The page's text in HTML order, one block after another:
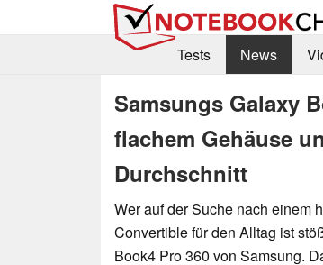
Tests
News
Samsungs Galaxy
flachem Gehäuse
Durchschnitt
Wer auf der Suche nach einem
Convertible für den Alltag ist
Book4 Pro 360 von Samsung.